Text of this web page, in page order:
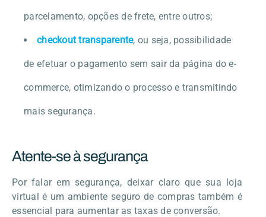
parcelamento, opções de frete, entre outros;
checkout transparente, ou seja, possibilidade
de efetuar o pagamento sem sair da página do e-
commerce, otimizando o processo e transmitindo
mais segurança.
Atente-se à segurança
Por falar em segurança, deixar claro que sua loja
virtual é um ambiente seguro de compras também é
essencial para aumentar as taxas de conversão.